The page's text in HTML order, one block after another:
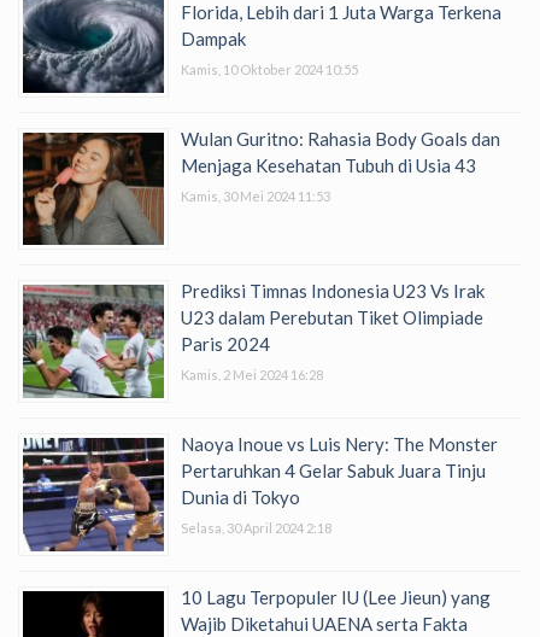
Florida, Lebih dari 1 Juta Warga Terkena
Dampak
Kamis, 10 Oktober 2024 10:55
Wulan Guritno: Rahasia Body Goals dan
Menjaga Kesehatan Tubuh di Usia 43
Kamis, 30 Mei 2024 11:53
Prediksi Timnas Indonesia U23 Vs Irak
U23 dalam Perebutan Tiket Olimpiade
Paris 2024
Kamis, 2 Mei 2024 16:28
Naoya Inoue vs Luis Nery: The Monster
Pertaruhkan 4 Gelar Sabuk Juara Tinju
Dunia di Tokyo
Selasa, 30 April 2024 2:18
10 Lagu Terpopuler IU (Lee Jieun) yang
Wajib Diketahui UAENA serta Fakta